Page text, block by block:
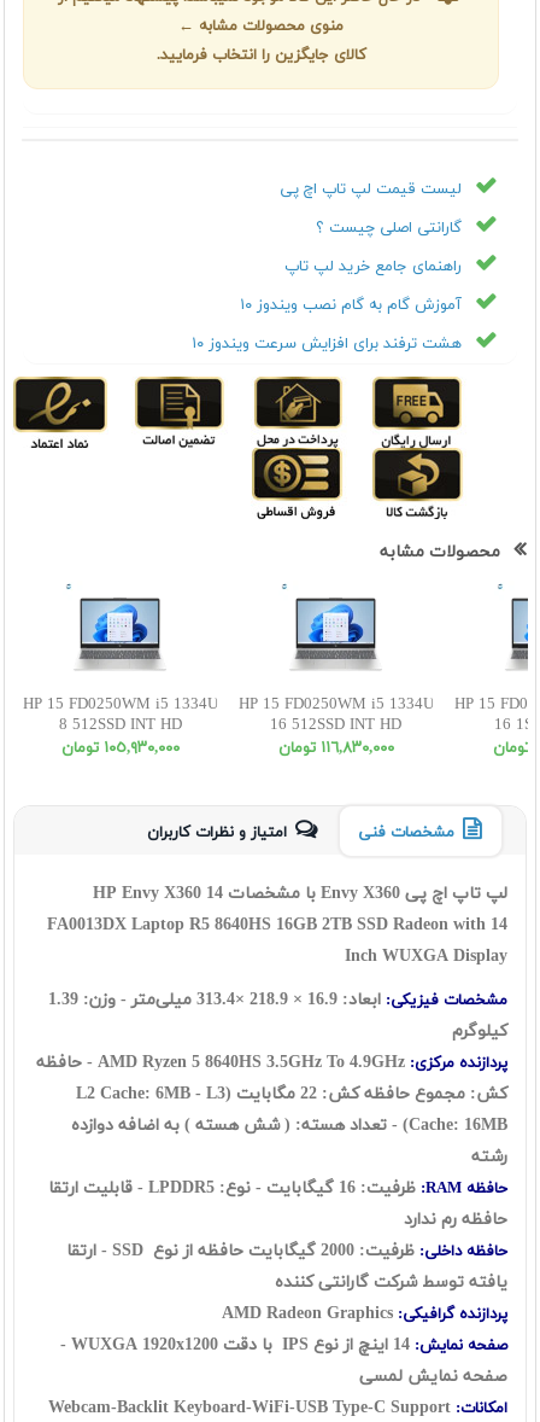
منوی محصولات مشابه ←
کالای جایگزین را انتخاب فرمایید.
لیست قیمت لپ تاپ اچ پی
گارانتی اصلی چیست ؟
راهنمای جامع خرید لپ تاپ
آموزش گام به گام نصب ویندوز ۱۰
هشت ترفند برای افزایش سرعت ویندوز ۱۰
محصولات مشابه
HP 15 FD0250WM i5 1334U
8 512SSD INT HD
١٠٥,٩٣٠,٠٠٠ تومان
HP 15 FD0250WM i5 1334U
16 512SSD INT HD
١١٦,٨٣٠,٠٠٠ تومان
HP 15
16
مشخصات فنی امتیاز و نظرات کاربران
لپ تاپ اچ پی Envy X360 با مشخصات HP Envy X360 14
FA0013DX Laptop R5 8640HS 16GB 2TB SSD Radeon with 14
Inch WUXGA Display
مشخصات فیزیکی:
ابعاد: 16.9 × 218.9 ×313.4 میلی‌متر - وزن: 1.39
کیلوگرم
پردازنده مرکزی:
حافظه
کش: مجموع حافظه کش: 22 مگابایت (L2 Cache: 6MB - L3
Cache: 16MB) - تعداد هسته: ( شش هسته ) به اضافه دوازده
رشته
حافظه RAM:
ظرفیت: 16 گیگابایت - نوع: LPDDR5 - قابلیت ارتقا
حافظه رم ندارد
حافظه داخلی: ظرفیت: 2000 گیگابایت حافظه از نوع
SSD - ارتقا
یافته توسط شرکت گارانتی کننده
پردازنده گرافیکی:
صفحه نمایش:
14 اینچ از نوع IPS با دقت WUXGA 1920x1200 -
صفحه نمایش لمسی
امکانات: Webcam-Backlit Keyboard-WiFi-USB Type-C Support